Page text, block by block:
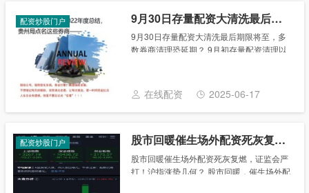
配资炒股门户 9月30日存量配资大清洗最后期限将至，多数券商清理恐延期？
9月30日存量配资大清洗最后期限将至，多
数券商清理恐延期？ 9月初存量配资清理以
在诸多券商、信托人士心里的日子，这一天
被......
在线配资 2025-06-17
配资炒股门户 股市回暖催生场外配资死灰复燃，证监会严打！沪指涨势几何？
股市回暖催生场外配资死灰复燃，证监会严
打！沪指涨势几何？ 股市回暖，催生场外配